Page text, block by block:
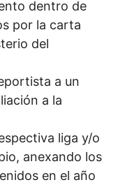
dentro de
por la carta
del
a un
a la
liga y/o
anexando los
en el año